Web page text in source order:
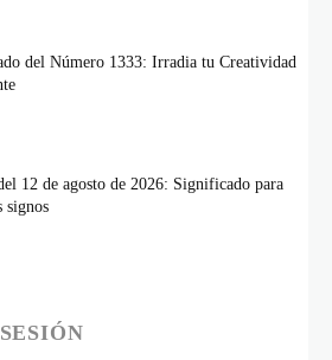
del Número 1333: Irradia tu Creatividad
12 de agosto de 2026: Significado para
signos